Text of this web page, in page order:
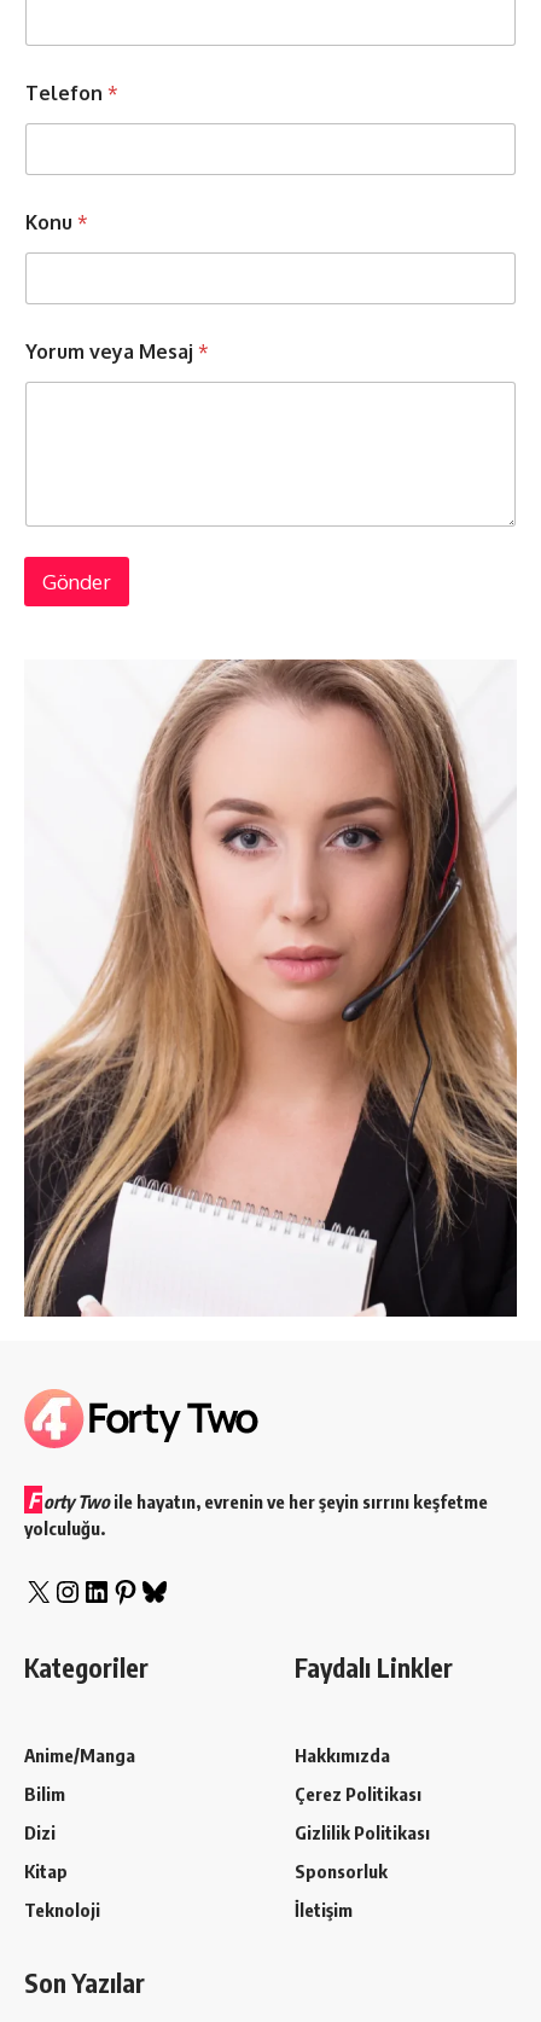
m
Y
o
r
m
Telefon *
Konu *
Yorum veya Mesaj *
Gönder
F orty Twoile hayatın, evrenin ve her şeyin sırrını keşfetme
yolculuğu.
Kategoriler
Anime/Manga
Bilim
Dizi
Kitap
Teknoloji
Faydalı Linkler
Hakkımızda
Çerez Politikası
Gizlilik Politikası
Sponsorluk
İletişim
Son Yazılar